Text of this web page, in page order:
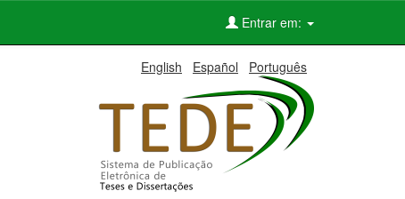
Entrar em:
English Español Português